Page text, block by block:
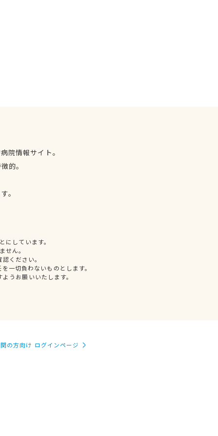
院情報サイト。
的。
。
しています。
せん。
ください。
一切負わないものとします。
うお願いいたします。
の方向け ログインページ